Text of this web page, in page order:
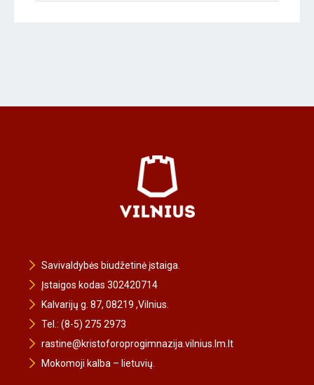
Savivaldybės biudžetinė įstaiga.
Įstaigos kodas 302420714
Kalvarijų g. 87, 08219 ,Vilnius.
Tel.: (8-5) 275 2973
rastine@kristoforoprogimnazija.vilnius.lm.lt
Mokomoji kalba – lietuvių.